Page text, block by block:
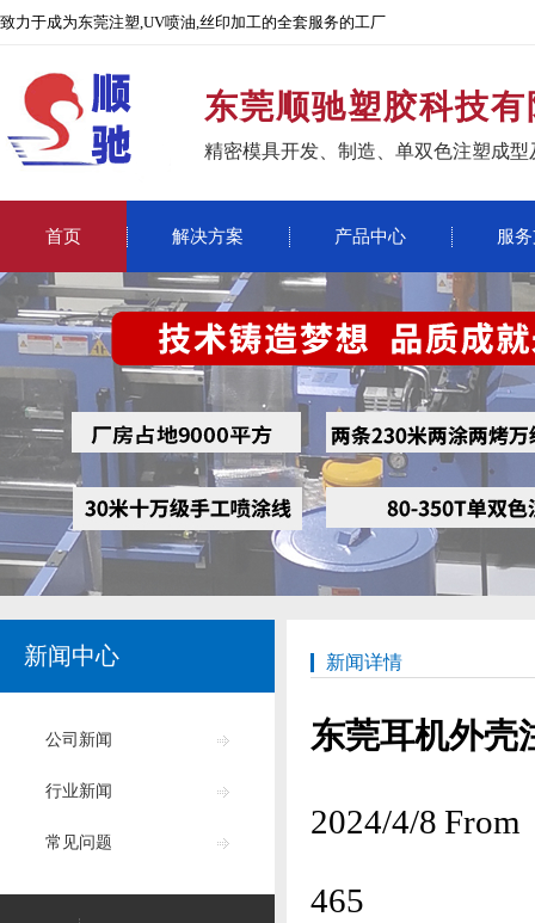
致力于成为东莞注塑,UV喷油,丝印加工的全套服务的工厂
东莞顺驰塑胶科技
精密模具开发、制造、单双色注塑成
首页 解决方案 产品中心 服
新闻中心
公司新闻
行业新闻
常见问题
新闻详情
东莞耳机外壳
2024/4/8
465